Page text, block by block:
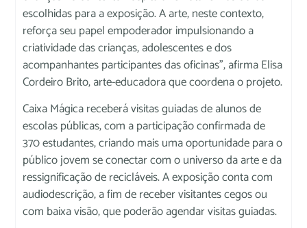
escolhidas para a exposição. A arte, neste contexto,
reforça seu papel empoderador impulsionando a
criatividade das crianças, adolescentes e dos
acompanhantes participantes das oficinas”, afirma Elisa
Cordeiro Brito, arte-educadora que coordena o projeto.
Caixa Mágica receberá visitas guiadas de alunos de
escolas públicas, com a participação confirmada de
370 estudantes, criando mais uma oportunidade para o
público jovem se conectar com o universo da arte e da
ressignificação de recicláveis. A exposição conta com
audiodescrição, a fim de receber visitantes cegos ou
com baixa visão, que poderão agendar visitas guiadas.